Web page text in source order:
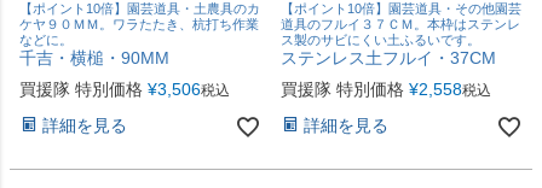
【ポイント10倍】園芸道具・土農具のカ
ケヤ９０ＭＭ。ワラたたき、杭打ち作業
などに。
千吉・横槌・90MM
買援隊 特別価格 ¥3,506税込
詳細を見る
【ポイント10倍】園芸道具・その他園芸
道具のフルイ３７ＣＭ。本枠はステンレ
ス製のサビにくい土ふるいです。
ステンレス土フルイ・37CM
買援隊 特別価格 ¥2,558税込
詳細を見る